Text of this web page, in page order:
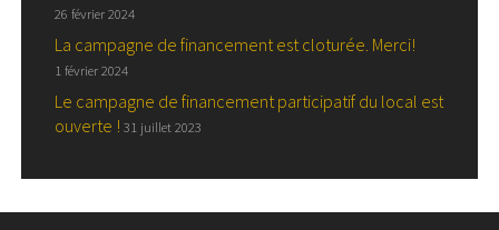
26 février 2024
La campagne de financement est cloturée. Merci!
1 février 2024
Le campagne de financement participatif du local est
ouverte ! 31 juillet 2023